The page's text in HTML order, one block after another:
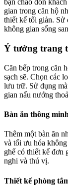
bạn chào đón
gian trong căn hộ
thiết kế tối giản. Sử
không gian sống
Ý tưởng trang
Căn bếp trong căn
sạch sẽ. Chọn các
lưu trữ. Sử dụng
gian nấu nướng
Bàn ăn thông minh
Thêm một bàn ăn
và tối ưu hóa
ghế có thiết kế đơn
nghi và thú vị.
Thiết kế phòng